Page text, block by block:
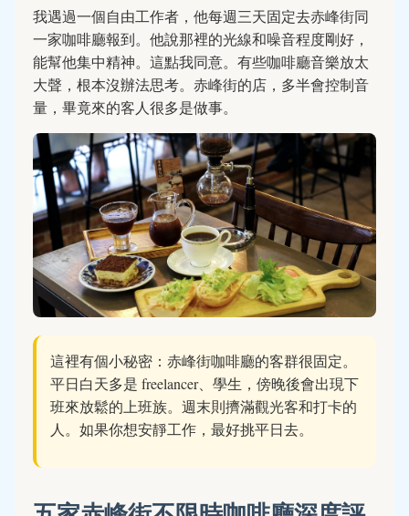
我遇過一個自由工作者，他每週三天固定去赤峰街同
一家咖啡廳報到。他說那裡的光線和噪音程度剛好，
能幫他集中精神。這點我同意。有些咖啡廳音樂放太
大聲，根本沒辦法思考。赤峰街的店，多半會控制音
量，畢竟來的客人很多是做事。
這裡有個小秘密：赤峰街咖啡廳的客群很固定。
平日白天多是 freelancer、學生，傍晚後會出現下
班來放鬆的上班族。週末則擠滿觀光客和打卡的
人。如果你想安靜工作，最好挑平日去。